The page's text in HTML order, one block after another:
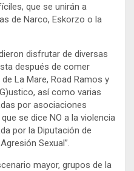
que se unirán a
de Narco, Eskorzo o la
disfrutar de diversas
después de comer
La Mare, Road Ramos y
así como varias
por asociaciones
se dice NO a la violencia
por la Diputación de
Sexual”.
mayor, grupos de la